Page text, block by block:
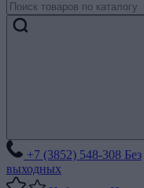
+7 (3852) 548-308 Без
выходных